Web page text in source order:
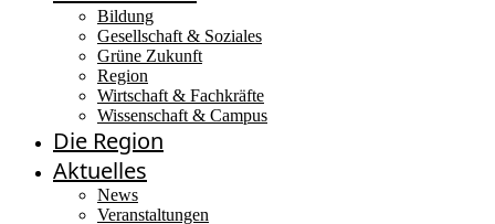
Bildung
Gesellschaft & Soziales
Grüne Zukunft
Region
Wirtschaft & Fachkräfte
Wissenschaft & Campus
Die Region
Aktuelles
News
Veranstaltungen